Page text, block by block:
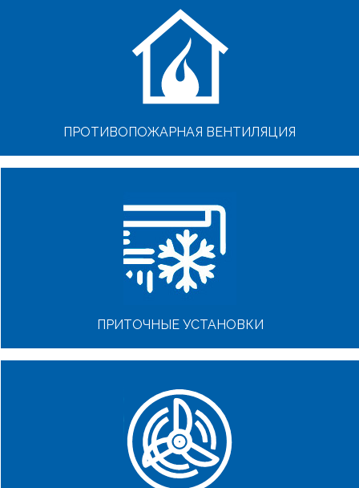
ПРОТИВОПОЖАРНАЯ ВЕНТИЛЯЦИЯ
ПРИТОЧНЫЕ УСТАНОВКИ